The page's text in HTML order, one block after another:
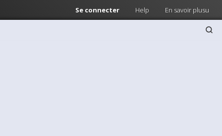
Se connecter Help En savoir plusu